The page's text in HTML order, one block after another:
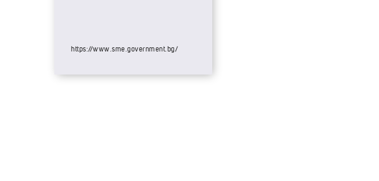
https://www.sme.government.bg/